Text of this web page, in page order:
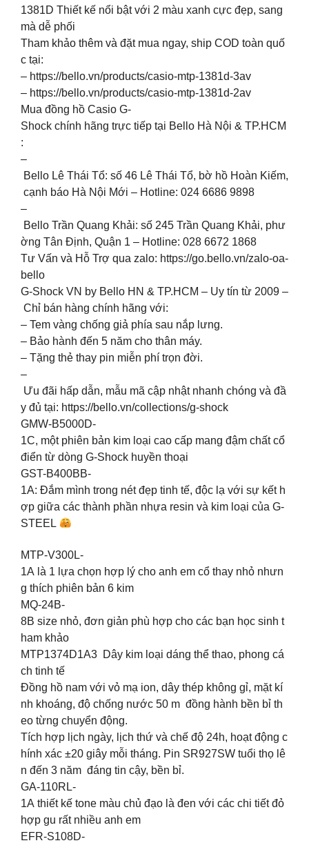
1381D Thiết kế nổi bật với 2 màu xanh cực đẹp, sang
mà dễ phối
Tham khảo thêm và đặt mua ngay, ship COD toàn quố
c tại:
– https://bello.vn/products/casio-mtp-1381d-3av
– https://bello.vn/products/casio-mtp-1381d-2av
Mua đồng hồ Casio G-
Shock chính hãng trực tiếp tại Bello Hà Nội & TP.HCM
:
–
Bello Lê Thái Tổ: số 46 Lê Thái Tổ, bờ hồ Hoàn Kiếm,
cạnh báo Hà Nội Mới – Hotline: 024 6686 9898
–
Bello Trần Quang Khải: số 245 Trần Quang Khải, phư
ờng Tân Định, Quận 1 – Hotline: 028 6672 1868
Tư Vấn và Hỗ Trợ qua zalo: https://go.bello.vn/zalo-oa-
bello
G-Shock VN by Bello HN & TP.HCM – Uy tín từ 2009 –
Chỉ bán hàng chính hãng với:
– Tem vàng chống giả phía sau nắp lưng.
– Bảo hành đến 5 năm cho thân máy.
– Tặng thẻ thay pin miễn phí trọn đời.
–
Ưu đãi hấp dẫn, mẫu mã cập nhật nhanh chóng và đầ
y đủ tại: https://bello.vn/collections/g-shock
GMW-B5000D-
1C, một phiên bản kim loại cao cấp mang đậm chất cổ
điển từ dòng G-Shock huyền thoại
GST-B400BB-
1A: Đắm mình trong nét đẹp tinh tế, độc lạ với sự kết h
ợp giữa các thành phần nhựa resin và kim loại của G-
STEEL
MTP-V300L-
1A là 1 lựa chọn hợp lý cho anh em cổ thay nhỏ nhưn
g thích phiên bản 6 kim
MQ-24B-
8B size nhỏ, đơn giản phù hợp cho các bạn học sinh t
ham khảo
MTP1374D1A3 Dây kim loại dáng thể thao, phong cá
ch tinh tế
Đồng hồ nam với vỏ mạ ion, dây thép không gỉ, mặt kí
nh khoáng, độ chống nước 50 m đồng hành bền bỉ th
eo từng chuyển động.
Tích hợp lịch ngày, lịch thứ và chế độ 24h, hoạt động c
hính xác ±20 giây mỗi tháng. Pin SR927SW tuổi thọ lê
n đến 3 năm đáng tin cậy, bền bỉ.
GA-110RL-
1A thiết kế tone màu chủ đạo là đen với các chi tiết đỏ
hợp gu rất nhiều anh em
EFR-S108D-